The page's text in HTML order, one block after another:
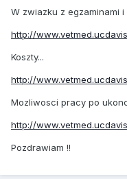
W zwiazku z egzaminami
http://
Koszty...
http://
Mozliwosci pracy po
http://
Pozdrawiam !!